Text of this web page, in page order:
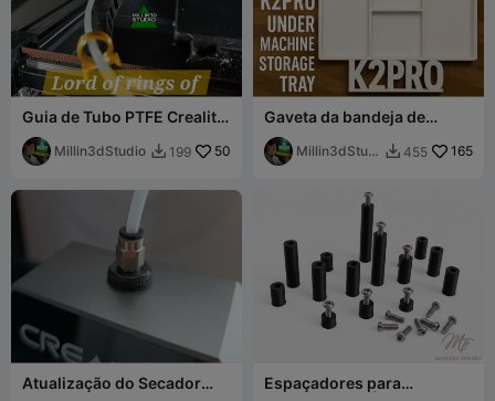
Guia de Tubo PTFE Creality
K2 Plus Pro Combo LOTR
Senhor dos Anéis
Millin3dStudio  199 50
Gaveta da bandeja de
armazenamento inferior da
Creality K2 PRO com pés
Millin3dStudi  455 165
Atualização do Secador
Espaçadores para